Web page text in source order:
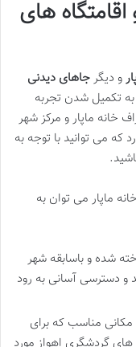
های
و دیگرجاهای دیدنی
تکمیل شدن تجربه
خانه ماپار و مرکز شهر
که می توانید با توجه به
ماپار می توان به
شده و باسابقه شهر
و دسترسی آسانی به رود
مناسب که برای